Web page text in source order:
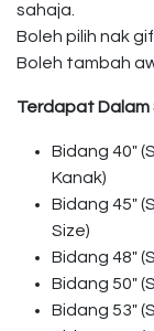
sahaja.
Boleh pilih nak
Boleh tambah
Terdapat Dalam
Bidang 40″
Kanak)
Bidang 45″
Size)
Bidang 48″
Bidang 50″
Bidang 53″